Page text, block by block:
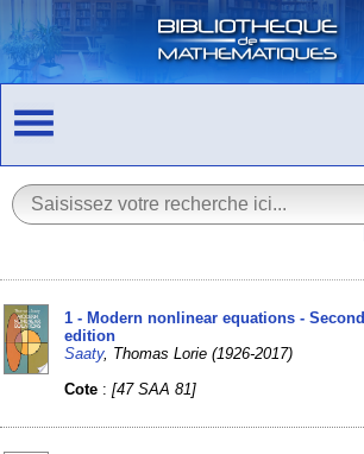
1 - Modern nonlinear equations - Second
edition
Saaty, Thomas Lorie (1926-2017)
Cote :[47 SAA 81]